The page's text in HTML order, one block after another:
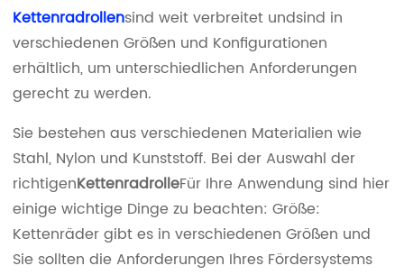
Kettenradrollensind weit verbreitet undsind in
verschiedenen Größen und Konfigurationen
erhältlich, um unterschiedlichen Anforderungen
gerecht zu werden.
Sie bestehen aus verschiedenen Materialien wie
Stahl, Nylon und Kunststoff. Bei der Auswahl der
richtigenKettenradrolleFür Ihre Anwendung sind hier
einige wichtige Dinge zu beachten: Größe:
Kettenräder gibt es in verschiedenen Größen und
Sie sollten die Anforderungen Ihres Fördersystems